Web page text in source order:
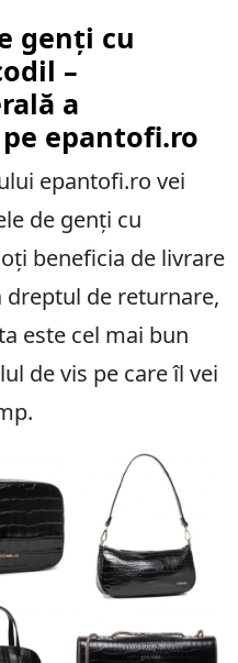
genți cu
–
a
epantofi.ro
epantofi.ro vei
de genți cu
beneficia de livrare
de returnare,
este cel mai bun
de vis pe care îl vei